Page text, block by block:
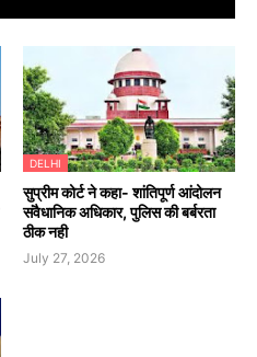
DELHI
सुप्रीम कोर्ट ने कहा- शांतिपूर्ण आंदोलन
संवैधानिक अधिकार, पुलिस की बर्बरता
ठीक नही
July 27, 2026